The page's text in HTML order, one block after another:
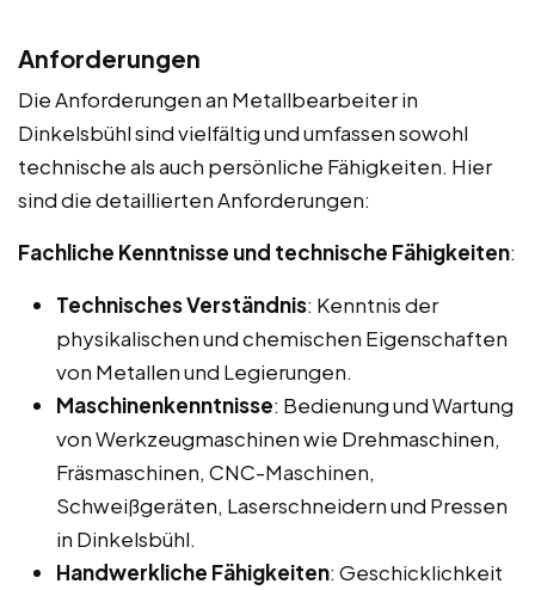
Anforderungen
Die Anforderungen an Metallbearbeiter in
Dinkelsbühl sind vielfältig und umfassen sowohl
technische als auch persönliche Fähigkeiten. Hier
sind die detaillierten Anforderungen:
Fachliche Kenntnisse und technische Fähigkeiten:
Technisches Verständnis: Kenntnis der
physikalischen und chemischen Eigenschaften
von Metallen und Legierungen.
Maschinenkenntnisse: Bedienung und Wartung
von Werkzeugmaschinen wie Drehmaschinen,
Fräsmaschinen, CNC-Maschinen,
Schweißgeräten, Laserschneidern und Pressen
in Dinkelsbühl.
Handwerkliche Fähigkeiten: Geschicklichkeit